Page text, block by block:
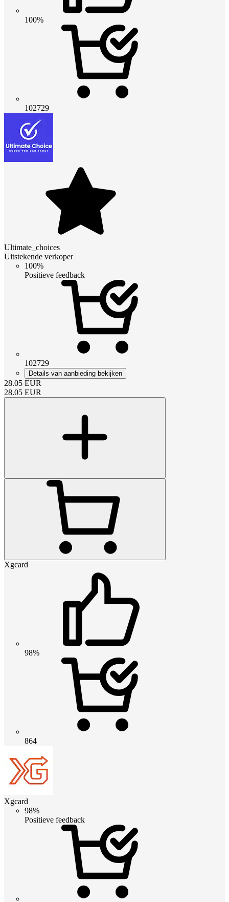
100%
102729
Ultimate_choices
Uitstekende verkoper
100%
Positieve feedback
102729
Details van aanbieding bekijken
28.05 EUR
28.05 EUR
Xgcard
98%
864
Xgcard
98%
Positieve feedback